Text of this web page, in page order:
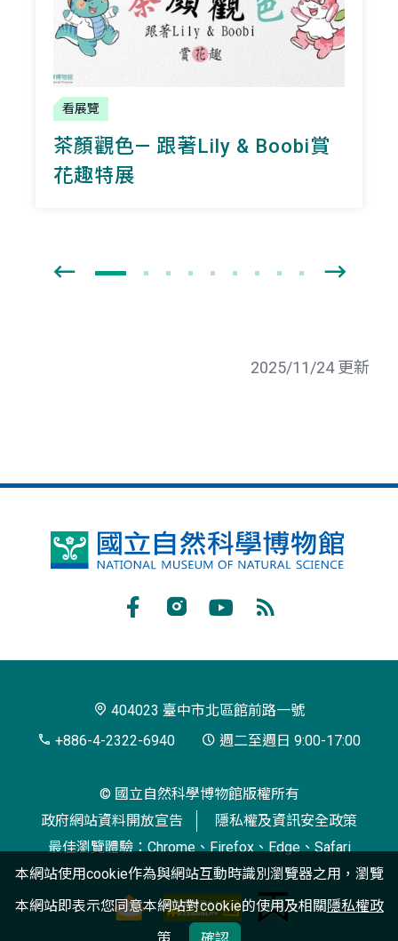
看展覽
茶顏觀色— 跟著Lily & Boobi賞
花趣特展
2025/11/24 更新
國
博
閱
404023 臺中市北區館前路一號
+886-4-2322-6940
週二至週日 9:00-17:00
© 國立自然科學博物館版權所有
政府網站資料開放宣告
隱私權及資訊安全政策
最佳瀏覽體驗：Chrome、Firefox、Edge、Safari
本網站使用cookie作為與網站互動時識別瀏覽器之用，瀏覽
本網站即表示您同意本網站對cookie的使用及相關隱私權政